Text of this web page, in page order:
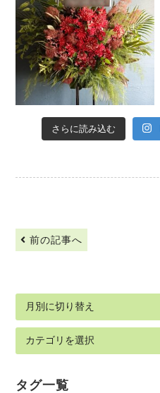
さらに読み込む
前の記事へ
タグ一覧